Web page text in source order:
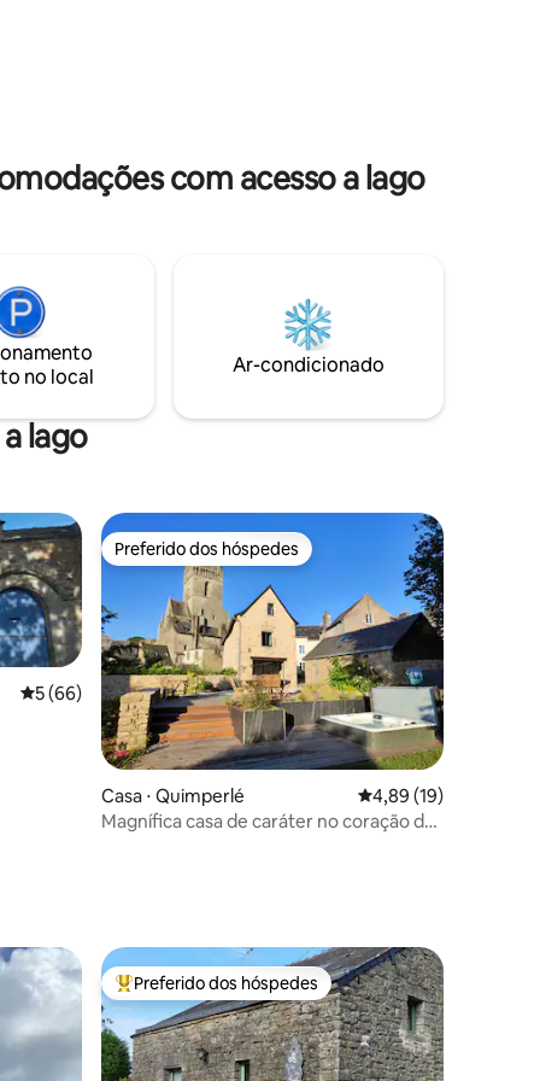
com acesso a lago
no local
Ar-condicionado
lago
hóspedes
5 de uma avaliação média de 5, 66 avaliações
5 (66)
Preferido dos hóspedes
Preferido dos hóspedes
Casa ⋅ Quimperlé 4,89 de uma
4,89 (19)
Magnífica casa de caráter no coração da
hóspedes Entre os melhores preferidos dos hóspedes
Preferido dos hóspedes